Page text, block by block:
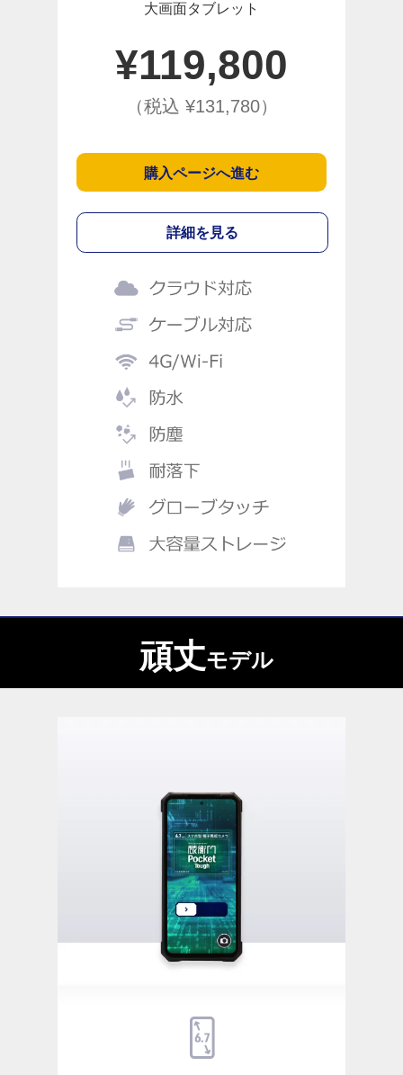
大画面タブレット
¥119,800
（税込 ¥131,780）
購入ページへ進む
詳細を見る
頑丈モデル